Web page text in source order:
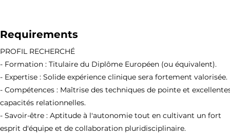
Requirements
PROFIL RECHERCHÉ
- Formation : Titulaire du Diplôme Européen (ou équivalent).
- Expertise : Solide expérience clinique sera fortement valorisée.
- Compétences : Maîtrise des techniques de pointe et
capacités relationnelles.
- Savoir-être : Aptitude à l'autonomie tout en cultivant un fort
esprit d'équipe et de collaboration pluridisciplinaire.